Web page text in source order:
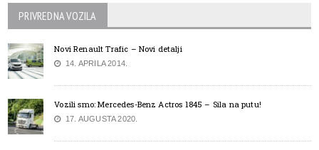
PRIVREDNA VOZILA
Novi Renault Trafic – Novi detalji
14. APRILA 2014.
Vozili smo: Mercedes-Benz Actros 1845 – Sila na putu!
17. AUGUSTA 2020.